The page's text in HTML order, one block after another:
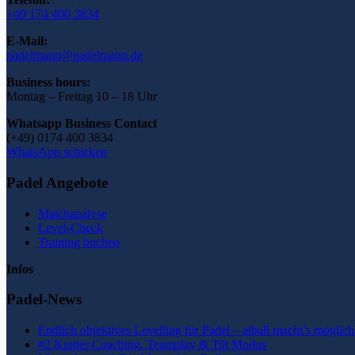
+49 174 400 3834
E-Mail:
padelmann@padelmann.de
Business hours:
Montag – Freitag 10 – 18 Uhr
Whatsapp Business Contact
(+49) 0174 400 3834
WhatsApp schicken
Padel Angebote
Matchanalyse
Level-Check
Training buchen
Infos
Padel-News
Endlich objektives Levelling für Padel – aiball macht’s
#2 Kinder Coaching, Teamplay & Tilt Modus